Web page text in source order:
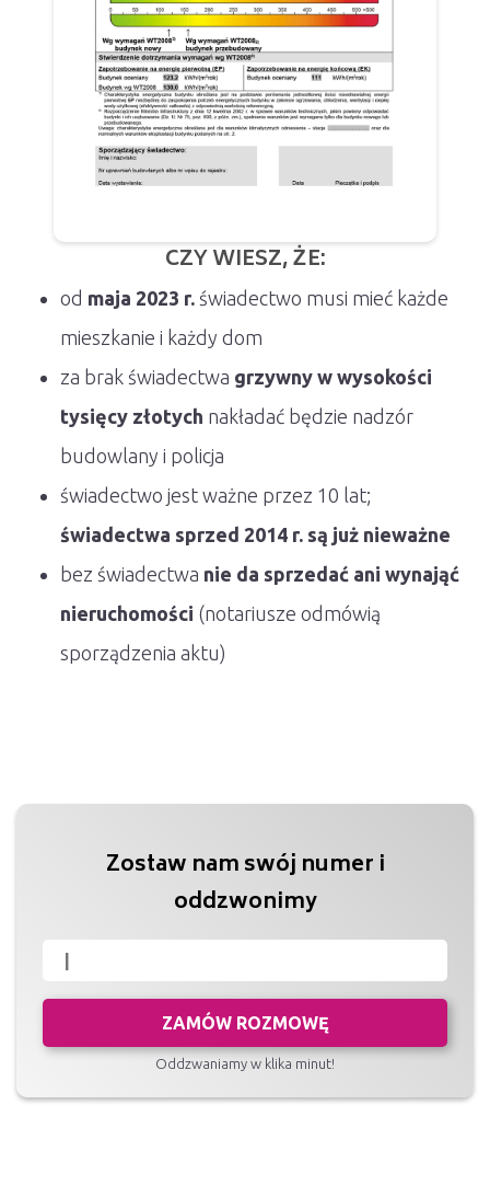
CZY WIESZ, ŻE:
od maja 2023 r. świadectwo musi mieć każde
mieszkanie i każdy dom
za brak świadectwa grzywny w wysokości
tysięcy złotych nakładać będzie nadzór
budowlany i policja
świadectwo jest ważne przez 10 lat;
świadectwa sprzed 2014 r. są już nieważne
bez świadectwa nie da sprzedać ani wynająć
nieruchomości (notariusze odmówią
sporządzenia aktu)
Zostaw nam swój numer i
oddzwonimy
ZAMÓW ROZMOWĘ
Oddzwaniamy w klika minut!